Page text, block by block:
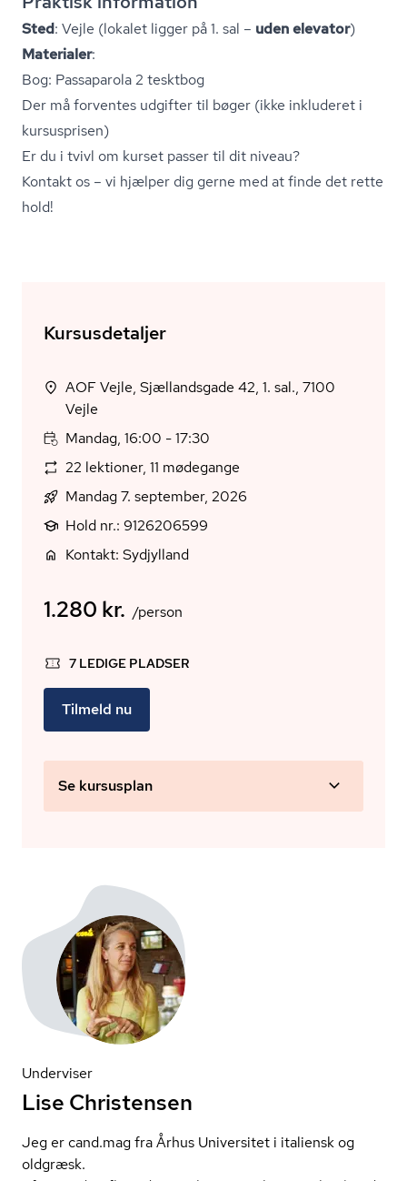
Sted: Vejle (lokalet ligger på 1. sal – uden elevator)
Materialer:
Bog: Passaparola 2 tesktbog
Der må forventes udgifter til bøger (ikke inkluderet i
kursusprisen)
Er du i tvivl om kurset passer til dit niveau?
Kontakt os – vi hjælper dig gerne med at finde det rette
hold!
Kursusdetaljer
AOF Vejle, Sjællandsgade 42, 1. sal., 7100
Vejle
Mandag, 16:00 - 17:30
22 lektioner, 11 mødegange
Mandag 7. september, 2026
Hold nr.: 9126206599
Kontakt: Sydjylland
1.280 kr. /person
7 LEDIGE PLADSER
Tilmeld nu
Se kursusplan
Underviser
Lise Christensen
Jeg er cand.mag fra Århus Universitet i italiensk og
oldgræsk.